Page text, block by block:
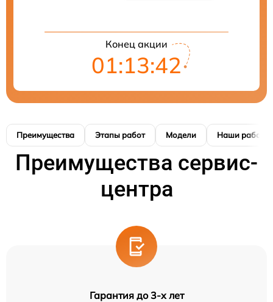
Конец акции
01:13:41
Преимущества Этапы работ Модели Наши работы
Преимущества сервис-
центра
Гарантия до 3-х лет